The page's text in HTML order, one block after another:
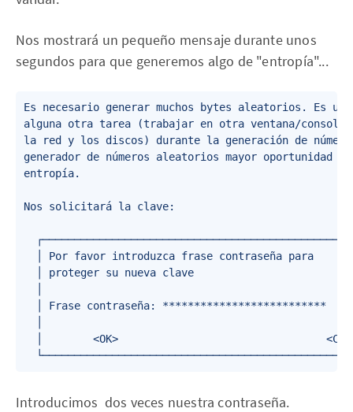
Nos mostrará un pequeño mensaje durante unos
segundos para que generemos algo de "entropía"...
Es necesario generar muchos bytes aleatorios. Es
alguna otra tarea (trabajar en otra ventana/
la red y los discos) durante la generación de
generador de números aleatorios mayor oportunidad
entropía.
Nos solicitará la clave:
│ Por favor introduzca frase contraseña para
│ proteger su nueva clave
│ Frase contraseña: **************************
│        <OK>
Introducimos dos veces nuestra contraseña.‌‌